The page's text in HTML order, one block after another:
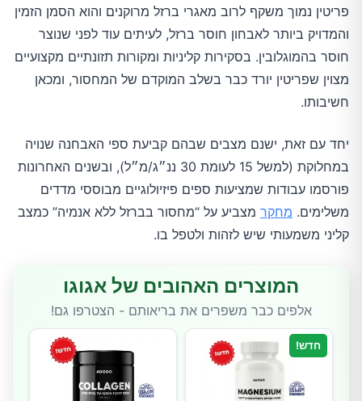
פריטין נמוך משקף לרוב מאגרי ברזל מרוקנים והוא הסמן הזמין
והמדויק ביותר לאבחון חוסר ברזל, לעיתים עוד לפני שנוצר
חוסר בהמוגלובין. בסקירות קליניות ומקורות תזונתיים מקצועיים
מצוין שפריטין יורד כבר בשלב המוקדם של המחסור, ומכאן
חשיבותו.
יחד עם זאת, ישנם מצבים שבהם קביעת ספי האבחנה שנויה
במחלוקת (למשל 15 לעומת 30 ננ״ג/מ״ל), ובשנים האחרונות
פורסמו עבודות שמציעות ספים פיזיולוגיים מבוססי מדדים
משלימים. מחקר מצביע על “מחסור בברזל ללא אנמיה” כמצב
קליני משמעותי שיש לזהות ולטפל בו.
המוצרים האהובים של אגוגו
אלפים כבר משפרים את בריאותם - הצטרפו גם!
חדש!